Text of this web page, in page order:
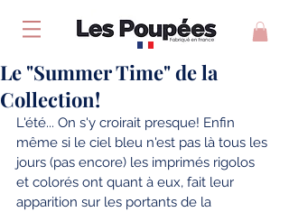
Le "Summer Time" de la
Collection!
L'été... On s'y croirait presque! Enfin
même si le ciel bleu n'est pas là tous les
jours (pas encore) les imprimés rigolos
et colorés ont quant à eux, fait leur
apparition sur les portants de la